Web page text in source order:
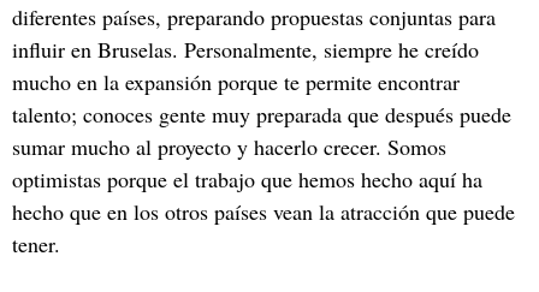
diferentes países, preparando propuestas conjuntas para
influir en Bruselas. Personalmente, siempre he creído
mucho en la expansión porque te permite encontrar
talento; conoces gente muy preparada que después puede
sumar mucho al proyecto y hacerlo crecer. Somos
optimistas porque el trabajo que hemos hecho aquí ha
hecho que en los otros países vean la atracción que puede
tener.